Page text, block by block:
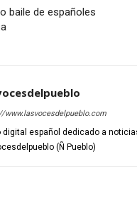
baile de españoles
www.lasvocesdelpueblo.com
digital español dedicado a
(Ñ Pueblo)